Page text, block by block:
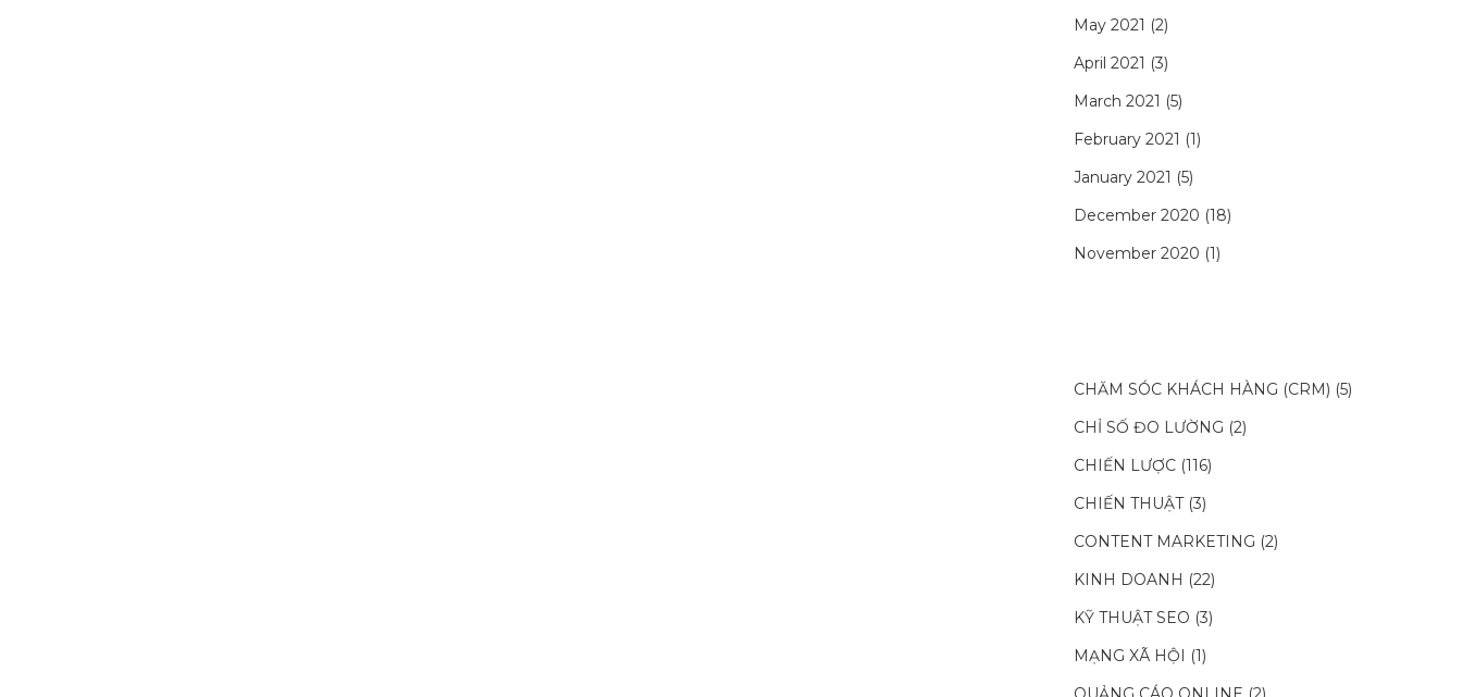
May 2021 (2)
April 2021 (3)
March 2021 (5)
February 2021 (1)
January 2021 (5)
December 2020 (18)
November 2020 (1)
CHĂM SÓC KHÁCH HÀNG (CRM) (5)
CHỈ SỐ ĐO LƯỜNG (2)
CHIẾN LƯỢC (116)
CHIẾN THUẬT(3)
CONTENT MARKETING (2)
KINH DOANH (22)
KỸ THUẬT SEO (3)
MẠNG XÃ HỘI (1)